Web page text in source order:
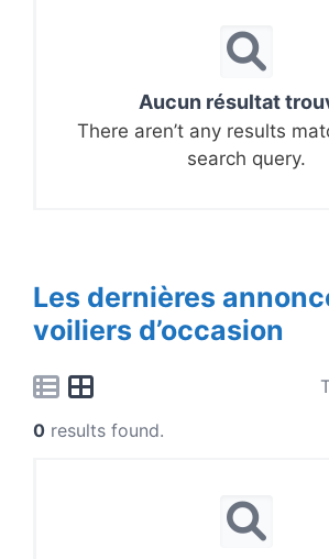
Aucun résultat
There aren’t any results
search query.
Les dernières
voiliers d’occasion
0 results found.